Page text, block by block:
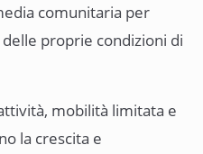
comunitaria per
proprie condizioni di
mobilità limitata e
la crescita e